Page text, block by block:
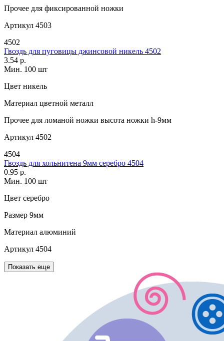
Прочее для фиксированной ножки
Артикул 4503
4502
Гвоздь для пуговицы джинсовой никель 4502
3.54 р.
Мин. 100 шт
Цвет никель
Материал цветной металл
Прочее для ломаной ножки высота ножки h-9мм
Артикул 4502
4504
Гвоздь для хольнитена 9мм серебро 4504
0.95 р.
Мин. 100 шт
Цвет серебро
Размер 9мм
Материал алюминий
Артикул 4504
Показать еще